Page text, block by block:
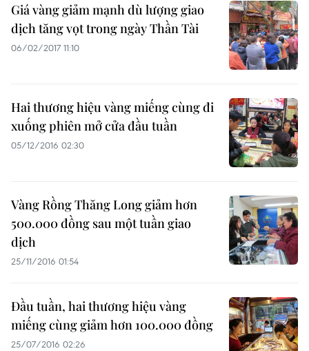
Giá vàng giảm mạnh dù lượng giao
dịch tăng vọt trong ngày Thần Tài
06/02/2017 11:10
Hai thương hiệu vàng miếng cùng đi
xuống phiên mở cửa đầu tuần
05/12/2016 02:30
Vàng Rồng Thăng Long giảm hơn
500.000 đồng sau một tuần giao
dịch
25/11/2016 01:54
Đầu tuần, hai thương hiệu vàng
miếng cùng giảm hơn 100.000 đồng
25/07/2016 02:26